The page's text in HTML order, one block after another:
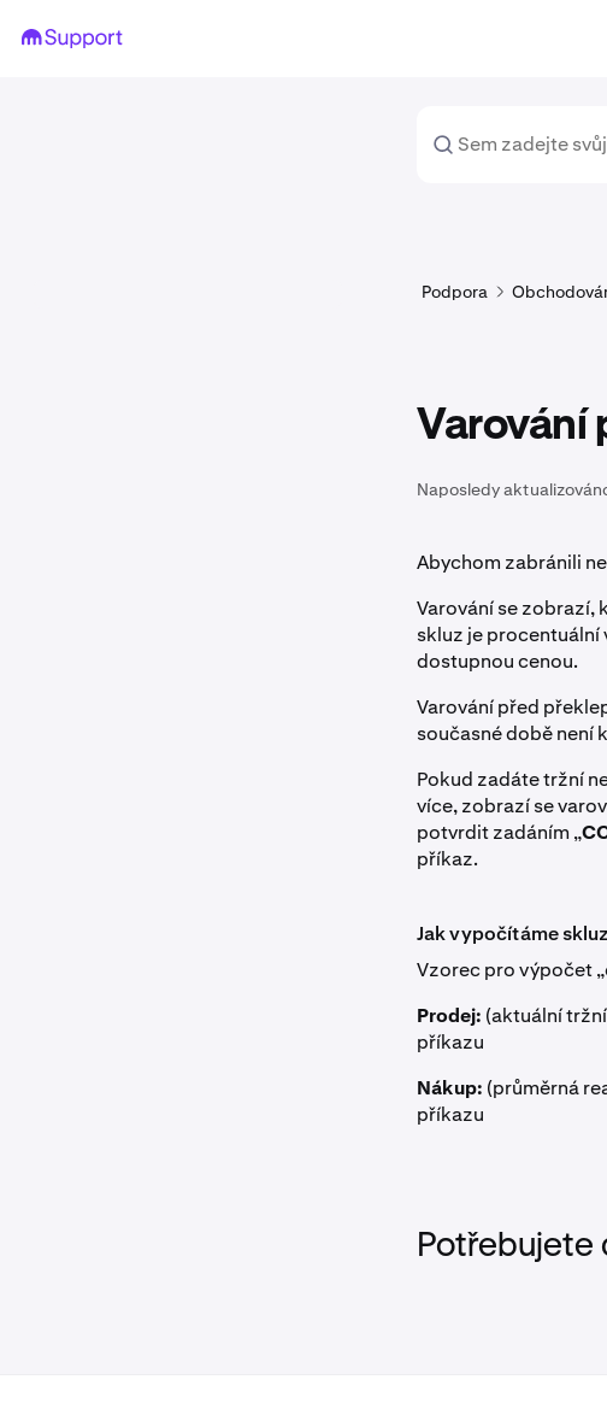
Podpora
Varování
Naposledy
Abychom zabránili
Varování se zobrazí,
skluz je
dostupnou cenou.
Varování před
současné době není
Pokud zadáte tržní
více, zobrazí se
potvrdit zadáním „
příkaz.
Jak vypočítáme
Vzorec pro výpočet
Prodej: (aktuální
příkazu
Nákup: (průměrná
příkazu
Potřebujete